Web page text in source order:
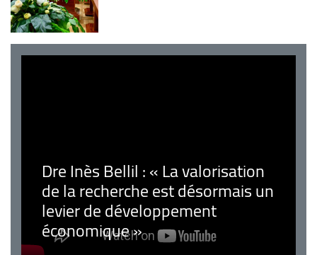
Dre Inès Bellil : « La valorisation
de la recherche est désormais un
levier de développement
économique »